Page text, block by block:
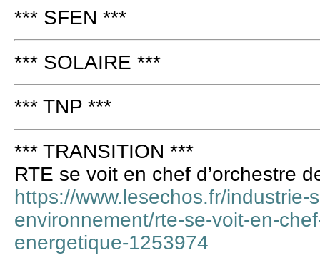
*** SFEN ***
*** SOLAIRE ***
*** TNP ***
*** TRANSITION ***
RTE se voit en chef d’orchestre
https://www.lesechos.fr/industrie-
environnement/rte-se-voit-en-
energetique-1253974